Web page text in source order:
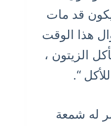
قد مات
هذا الوقت
الزيتون ،
“.
له شمعة